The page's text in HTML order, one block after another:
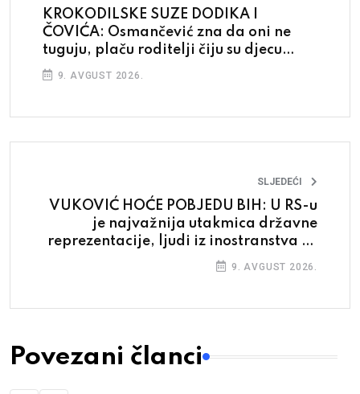
KROKODILSKE SUZE DODIKA I
ČOVIĆA: Osmančević zna da oni ne
tuguju, plaču roditelji čiju su djecu
otjerali iz BiH
9. AVGUST 2026.
SLJEDEĆI
VUKOVIĆ HOĆE POBJEDU BIH: U RS-u
je najvažnija utakmica državne
reprezentacije, ljudi iz inostranstva sa
par sati leta, ili vožnje mogu
promijeniti budućnost
9. AVGUST 2026.
Povezani članci